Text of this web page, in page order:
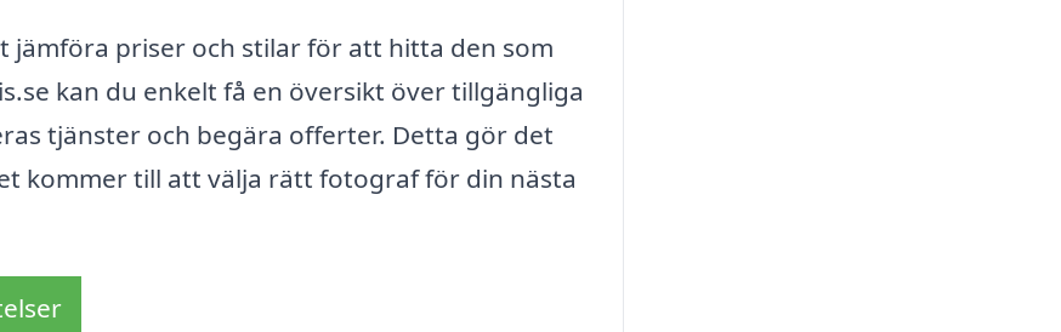
priser och stilar för att hitta den som
kan du enkelt få en översikt över tillgängliga
tjänster och begära offerter. Detta gör det
kommer till att välja rätt fotograf för din nästa